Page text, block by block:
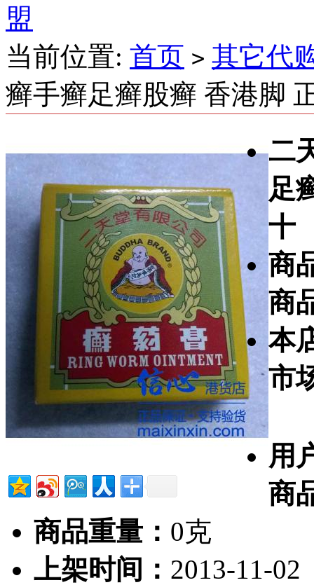
盟
当前位置: 首页 > 其它代
癣手癣足癣股癣 香港脚
二
足
十
商
商
本
市
用
商
商品重量： 0克
上架时间： 2013-11-02